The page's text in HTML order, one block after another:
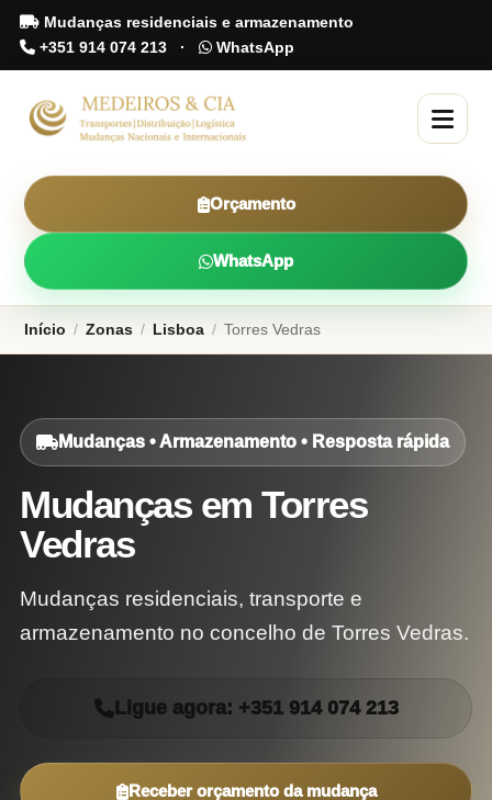
Mudanças residenciais e armazenamento
+351 914 074 213 · WhatsApp
Orçamento
WhatsApp
Início / Zonas / Lisboa / Torres Vedras
Mudanças • Armazenamento • Resposta rápida
Mudanças em Torres
Vedras
Mudanças residenciais, transporte e
armazenamento no concelho de Torres Vedras.
Ligue agora: +351 914 074 213
Receber orçamento da mudança